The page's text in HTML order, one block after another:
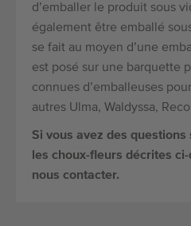
d’emballer le produit sous
également être emballé
se fait au moyen d’une
est posé sur une barquette
connues d’emballeuses
autres Ulma, Waldyssa,
Si vous avez des
les choux-fleurs décrites
nous contacter.